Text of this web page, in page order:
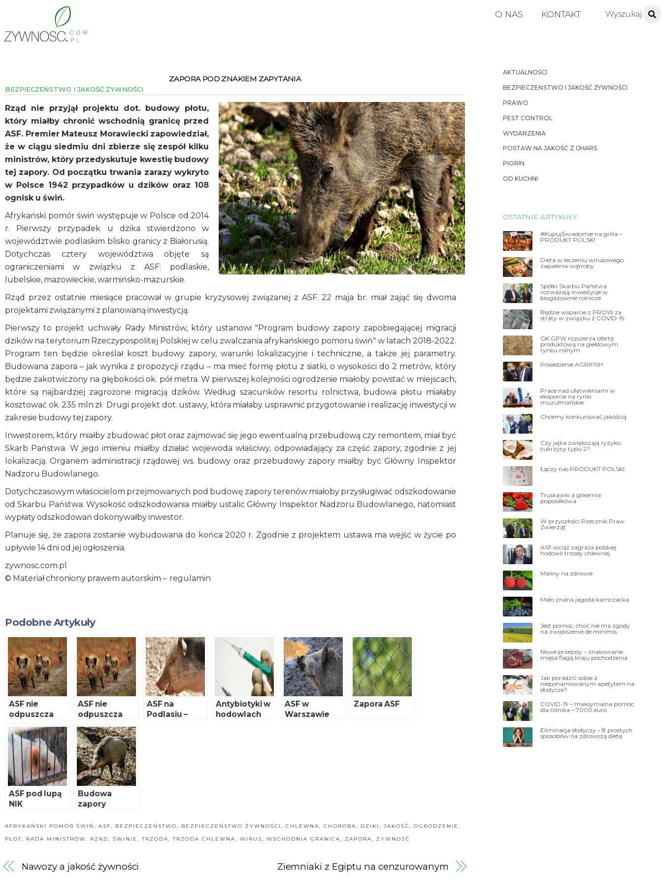
O NAS KONTAKT
ZAPORA POD ZNAKIEM ZAPYTANIA
BEZPIECZEŃSTWO I JAKOŚĆ ŻYWNOŚCI
Rząd nie przyjął projektu dot. budowy płotu,
który miałby chronić wschodnią granicę przed
ASF. Premier Mateusz Morawiecki zapowiedział,
że w ciągu siedmiu dni zbierze się zespół kilku
ministrów, który przedyskutuje kwestię budowy
tej zapory. Od początku trwania zarazy wykryto
w Polsce 1942 przypadków u dzików oraz 108
ognisk u świń.
Afrykański pomór świń występuje w Polsce od 2014
r. Pierwszy przypadek u dzika stwierdzono w
województwie podlaskim blisko granicy z Białorusią.
Dotychczas cztery województwa objęte są
ograniczeniami w związku z ASF: podlaskie,
lubelskie, mazowieckie, warmińsko-mazurskie.
Rząd przez ostatnie miesiące pracował w grupie kryzysowej związanej z ASF. 22 maja br. miał zająć się dwoma
projektami związanymi z planowaną inwestycją.
Pierwszy to projekt uchwały Rady Ministrów, który ustanowi "Program budowy zapory zapobiegającej migracji
dzików na terytorium Rzeczypospolitej Polskiej w celu zwalczania afrykańskiego pomoru świń" w latach 2018-2022.
Program ten będzie określał koszt budowy zapory, warunki lokalizacyjne i techniczne, a także jej parametry.
Budowana zapora – jak wynika z propozycji rządu – ma mieć formę płotu z siatki, o wysokości do 2 metrów, który
będzie zakotwiczony na głębokości ok. pół metra. W pierwszej kolejności ogrodzenie miałoby powstać w miejscach,
które są najbardziej zagrożone migracją dzików. Według szacunków resortu rolnictwa, budowa płotu miałaby
kosztować ok. 235 mln zł. Drugi projekt dot. ustawy, która miałaby usprawnić przygotowanie i realizację inwestycji w
zakresie budowy tej zapory.
Inwestorem, który miałby zbudować płot oraz zajmować się jego ewentualną przebudową czy remontem, miał być
Skarb Państwa. W jego imieniu miałby działać wojewoda właściwy, odpowiadający za część zapory, zgodnie z jej
lokalizacją. Organem administracji rządowej ws. budowy oraz przebudowy zapory miałby być Główny Inspektor
Nadzoru Budowlanego.
Dotychczasowym właścicielom przejmowanych pod budowę zapory terenów miałoby przysługiwać odszkodowanie
od Skarbu Państwa. Wysokość odszkodowania miałby ustalić Główny Inspektor Nadzoru Budowlanego, natomiast
wypłaty odszkodowań dokonywałby inwestor.
Planuje się, że zapora zostanie wybudowana do końca 2020 r. Zgodnie z projektem ustawa ma wejść w życie po
upływie 14 dni od jej ogłoszenia.
zywnosc.com.pl
© Materiał chroniony prawem autorskim – regulamin
Podobne Artykuły
ASF nie
odpuszcza
ASF nie
odpuszcza
ASF na
Podlasiu –
Antybiotyki w
hodowlach
ASF w
Warszawie
Zapora ASF
ASF pod lupą
NIK
Budowa
zapory
2018 roku
AFRYKAŃSKI POMÓR ŚWIŃ , ASF, BEZPIECZEŃSTWO, BEZPIECZEŃSTWO ŻYWNOŚCI , CHLEWNA, CHOROBA, DZIKI , JAKOŚĆ, OGRODZENIE ,
PŁOT, RADA MINISTRÓW, RZĄD, ŚWINIE ,TRZODA,TRZODA CHLEWNA, WIRUS, WSCHODNIA GRANICA, ZAPORA, ŻYWNOŚĆ
Nawozy a jakość żywności Ziemniaki z Egiptu na cenzurowanym
AKTUALNOŚCI
BEZPIECZEŃSTWO I JAKOŚĆ ŻYWNOŚCI
PRAWO
PEST CONTROL
WYDARZENIA
POSTAW NA JAKOŚĆ Z IJHARS
PIORIN
OD KUCHNI
OSTATNIE ARTYKUŁY
#KupujŚwiadomie na grilla –
PRODUKT POLSKI
Dieta w leczeniu wirusowego
zapalenia wątroby
Spółki Skarbu Państwa
rozważają inwestycje w
biogazownie rolnicze
Będzie wsparcie z PROW za
straty w związku z COVID-19
GK GPW rozszerza ofertę
produktową na giełdowym
rynku rolnym
Posiedzenie AGRIFISH
Prace nad ułatwieniami w
eksporcie na rynki
muzułmańskie
Chcemy konkurować jakością
Czy jajka zwiększają ryzyko
cukrzycy typu 2?
Łączy nas PRODUKT POLSKI
Truskawki a glikemia
poposiłkowa
W przyszłości Rzecznik Praw
Zwierząt
ASF wciąż zagraża polskiej
hodowli trzody chlewnej
Maliny na zdrowie
Mało znana jagoda kamczacka
Jest pomoc, choć nie ma zgody
na zwiększenie de minimis
Nowe przepisy – znakowanie
mięsa flagą kraju pochodzenia
Jak poradzić sobie z
niepohamowanym apetytem na
słodycze?
COVID-19 – maksymalna pomoc
dla rolnika – 7000 euro
Eliminacja słodyczy – 8 prostych
sposobów na zdrowszą dietę